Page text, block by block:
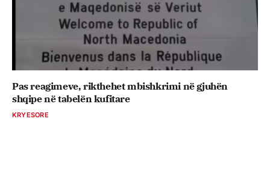
Pas reagimeve, rikthehet mbishkrimi në gjuhën
shqipe në tabelën kufitare
KRYESORE